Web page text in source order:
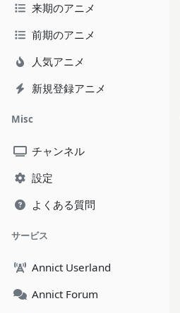
来期のアニメ
前期のアニメ
人気アニメ
新規登録アニメ
Misc
チャンネル
設定
よくある質問
サービス
Annict Userland
Annict Forum